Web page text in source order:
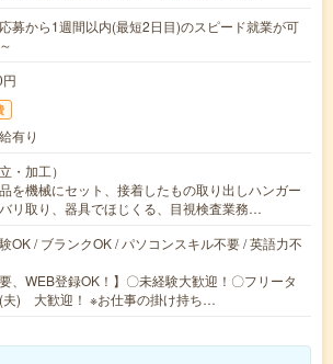
募から1週間以内(最短2日目)のスピード就業が可
有り
・加工）
を機械にセット、接着したもの取り出しハンガー
リ取り、器具でほじくる、目視検査業務…
OK / ブランクOK / パソコンスキル不要 / 英語力不
要、WEB登録OK！】〇未経験大歓迎！〇フリータ
夫) 大歓迎！ ※お仕事の掛け持ち…